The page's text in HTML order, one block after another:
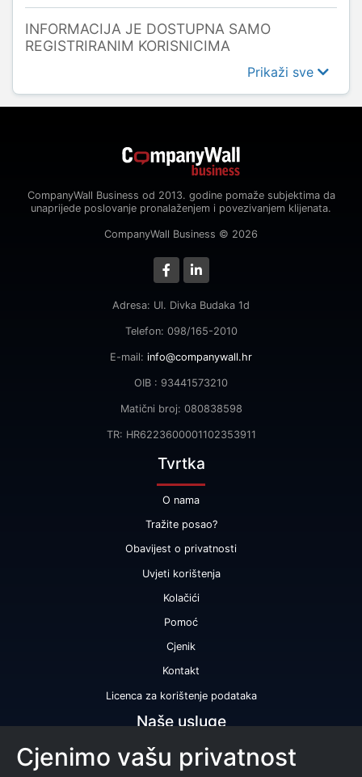
INFORMACIJA JE DOSTUPNA SAMO
REGISTRIRANIM KORISNICIMA
Prikaži sve
CompanyWall Business od 2013. godine pomaže subjektima da
unaprijede poslovanje pronalaženjem i povezivanjem klijenata.
CompanyWall Business © 2026
Adresa: Ul. Divka Budaka 1d
Telefon: 098/165-2010
E-mail: info@companywall.hr
OIB : 93441573210
Matični broj: 080838598
TR: HR6223600001102353911
Tvrtka
O nama
Tražite posao?
Obavijest o privatnosti
Uvjeti korištenja
Kolačići
Pomoć
Cjenik
Kontakt
Licenca za korištenje podataka
Naše usluge
Bonitetna ocjena
Cjenimo vašu privatnost